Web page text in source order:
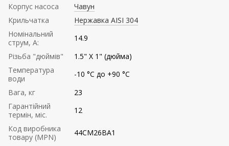
Корпус насоса
Чавун
Крильчатка
Нержавка AISI 304
Номінальний
струм, А:
14.9
Різьба "дюймів"
1.5" Х 1" (дюйма)
Температура
води
-10 °C до +90 °C
Вага, кг
23
Гарантійний
термін, міс.
12
Код виробника
товару (MPN)
44CM26BA1